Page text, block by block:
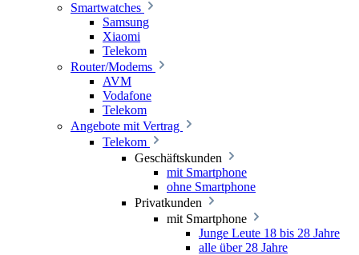
Smartwatches
Samsung
Xiaomi
Telekom
Router/Modems
AVM
Vodafone
Telekom
Angebote mit Vertrag
Telekom
Geschäftskunden
mit Smartphone
ohne Smartphone
Privatkunden
mit Smartphone
Junge Leute 18 bis 28 Jahre
alle über 28 Jahre